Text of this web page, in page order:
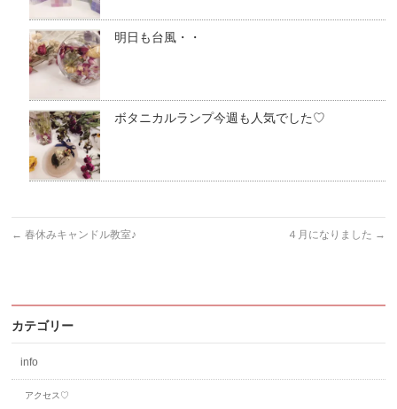
明日も台風・・
ボタニカルランプ今週も人気でした♡
← 春休みキャンドル教室♪ ４月になりました →
カテゴリー
info
アクセス♡